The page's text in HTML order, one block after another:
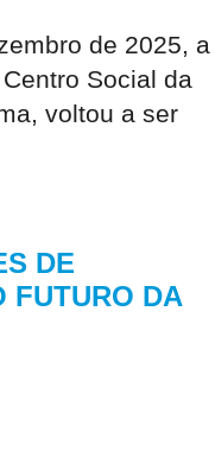
de 2025, a
Social da
voltou a ser
DE
FUTURO DA